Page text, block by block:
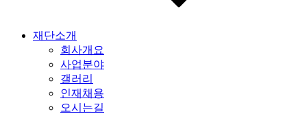
재단소개
회사개요
사업분야
갤러리
인재채용
오시는길